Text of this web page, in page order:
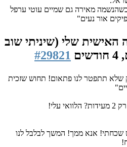
גם שמיים עוטי ערפל
(שיניתי שוב
#29821
פתאום! תחוש שזכית
המשך לבלבל לנו